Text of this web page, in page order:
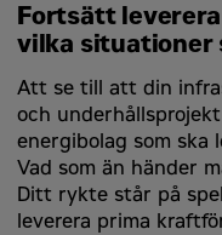
Fortsätt
vilka situationer
Att se till att din
och
energibolag som ska
Vad som än händer
Ditt rykte står på
leverera prima